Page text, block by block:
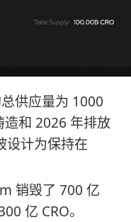
供应量为 1000
和 2026 年排放
设计为保持在
销毁了 700 亿
亿 CRO。